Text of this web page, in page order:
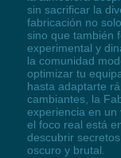
sin sacrificar la
fabricación no
sino que también
experimental y
la comunidad
optimizar tu
hasta adaptarte
cambiantes, la
experiencia en un
el foco real está
descubrir
oscuro y brutal.